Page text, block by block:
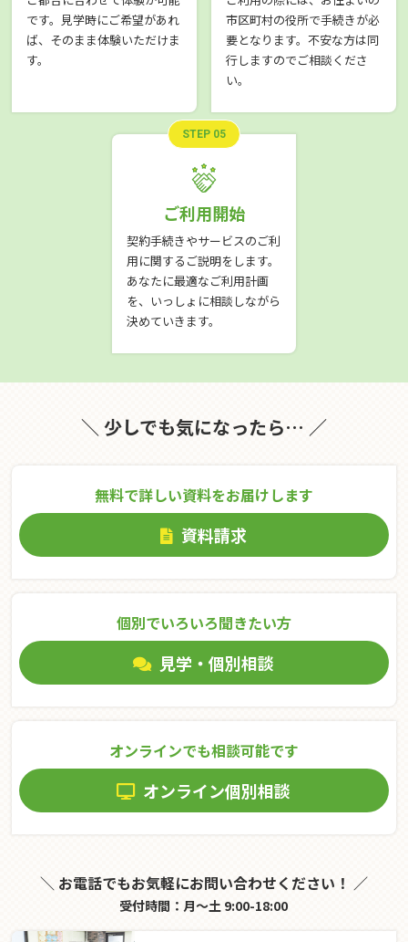
です。見学時にご希望があれ
ば、そのまま体験いただけま
す。
市区町村の役所で手続きが必
要となります。不安な方は同
行しますのでご相談くださ
い。
STEP 05
ご利用開始
契約手続きやサービスのご利
用に関するご説明をします。
あなたに最適なご利用計画
を、いっしょに相談しながら
決めていきます。
＼ 少しでも気になったら… ／
無料で詳しい資料をお届けします
資料請求
個別でいろいろ聞きたい⽅
見学・個別相談
オンラインでも相談可能です
オンライン個別相談
＼ お電話でもお気軽にお問い合わせください！ ／
受付時間：月～土 9:00-18:00